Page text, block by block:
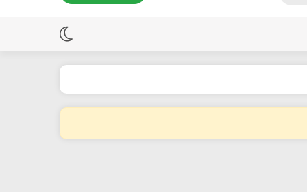
ماله پروانه ای
تیغه ماله پروانه ای
موتور ویبراتور برقی
موتور ویبراتور دیزلی